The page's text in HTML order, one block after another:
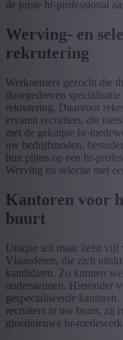
de juiste hr-professional
Werving- en
rekrutering
Werknemers gezocht die
doorgedreven
rekrutering. Daarvoor
ervaren recruiters, die
met de geknipte hr-
uw bedrijfsnoden,
hun pijlen op een hr-
Werving en selectie met
Kantoren voor
buurt
Unique telt maar liefst vijf
Vlaanderen, die zich
kandidaten. Zo kunnen
ondersteunen. Hieronder
gespecialiseerde
recruiters in uw buurt, zij
gloednieuwe hr-